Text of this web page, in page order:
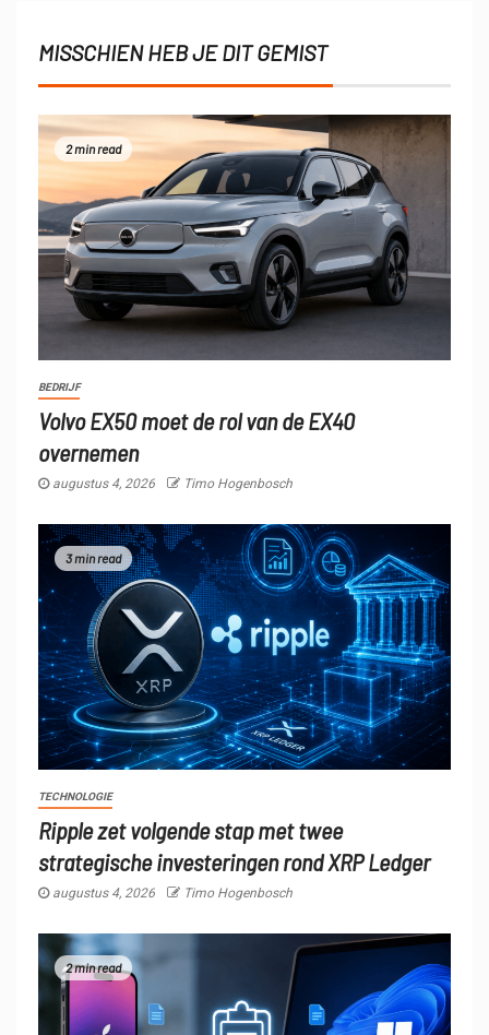
MISSCHIEN HEB JE DIT GEMIST
2 min read
BEDRIJF
Volvo EX50 moet de rol van de EX40
overnemen
augustus 4, 2026 Timo Hogenbosch
3 min read
TECHNOLOGIE
Ripple zet volgende stap met twee
strategische investeringen rond XRP Ledger
augustus 4, 2026 Timo Hogenbosch
2 min read